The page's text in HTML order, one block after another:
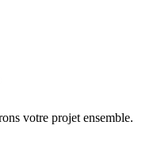
votre projet ensemble.